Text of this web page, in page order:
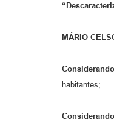
MÁRIO
Considerando
habitantes;
Considerando